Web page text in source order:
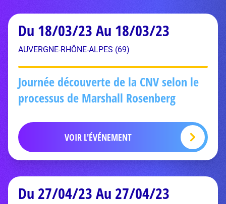
Du 18/03/23 Au 18/03/23
AUVERGNE-RHÔNE-ALPES (69)
Journée découverte de la CNV selon le
processus de Marshall Rosenberg
VOIR L'ÉVÉNEMENT
Du 27/04/23 Au 27/04/23